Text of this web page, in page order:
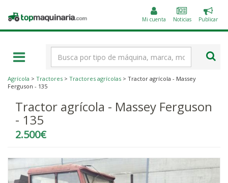
Topmaquinaria.com Mi cuenta Noticias
un
Publicar
Agrícola > Tractores > Tractores agrícolas > Tractor agrícola - Massey
Ferguson - 135
Tractor agrícola - Massey Ferguson
- 135
2.500€